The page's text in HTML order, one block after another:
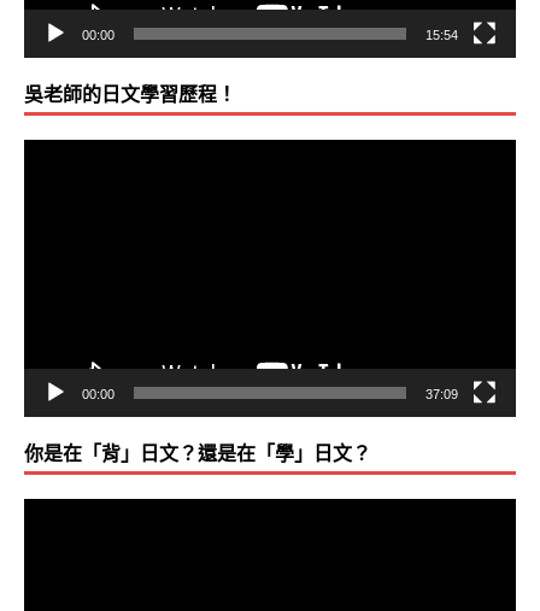
00:00 15:54
吳老師的日文學習歷程！
00:00 37:09
你是在「背」日文？還是在「學」日文？